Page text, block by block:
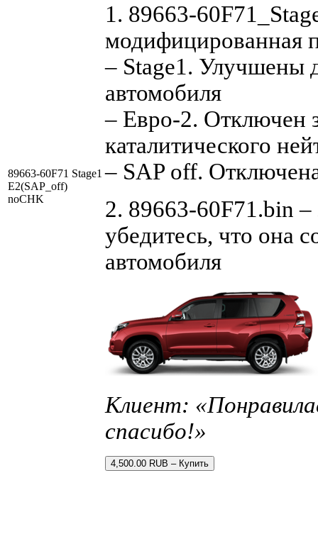
89663-60F71 Stage1
E2(SAP_off)
noCHK
1. 89663-
модифицированная
– Stage1. Улучшены
автомобиля
– Евро-2. Отключен
каталитического
– SAP off.
2. 89663-60F71.bin –
убедитесь, что она
автомобиля
Клиент:
спасибо!»
4,500.00 RUB – Купить